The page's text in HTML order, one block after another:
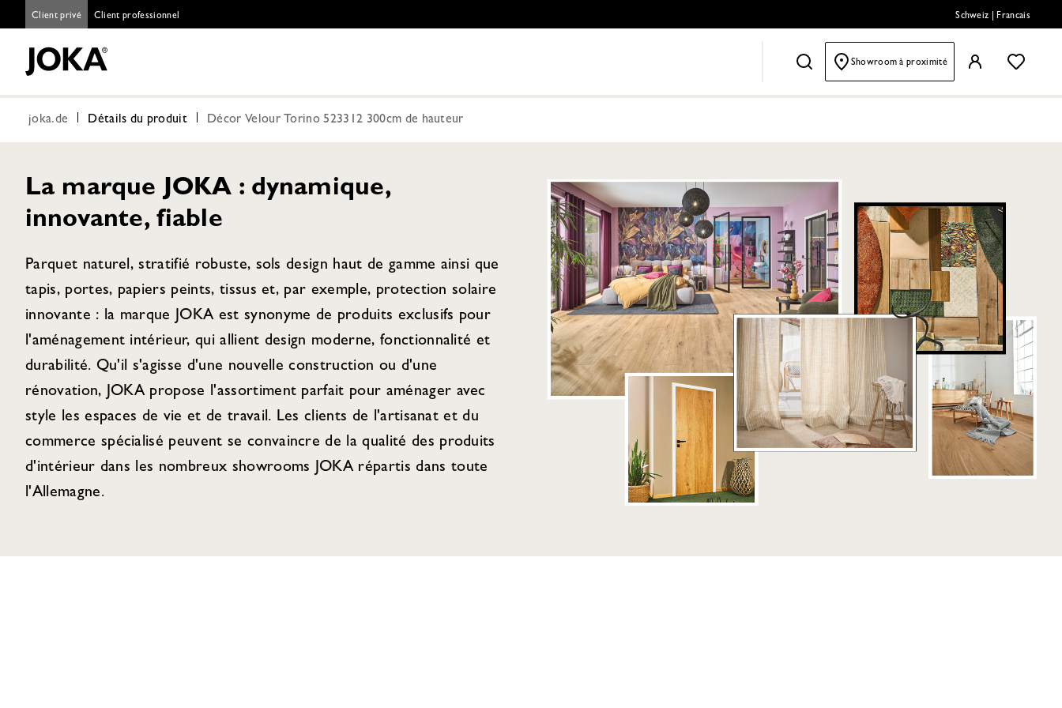
Client privé Client professionnel Schweiz Francais
Showroom à proximité
joka.de Détails du produit Décor Velour Torino 523312 300cm de hauteur
La marque JOKA : dynamique,
innovante, fiable
Parquet naturel, stratifié robuste, sols design haut de gamme ainsi que
tapis, portes, papiers peints, tissus et, par exemple, protection solaire
innovante : la marque JOKA est synonyme de produits exclusifs pour
l'aménagement intérieur, qui allient design moderne, fonctionnalité et
durabilité. Qu'il s'agisse d'une nouvelle construction ou d'une
rénovation, JOKA propose l'assortiment parfait pour aménager avec
style les espaces de vie et de travail. Les clients de l'artisanat et du
commerce spécialisé peuvent se convaincre de la qualité des produits
d'intérieur dans les nombreux showrooms JOKA répartis dans toute
l'Allemagne.